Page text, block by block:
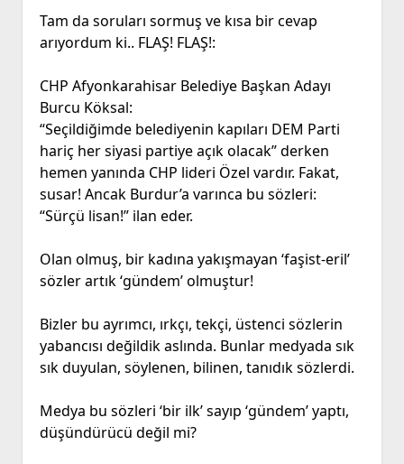
Tam da soruları sormuş ve kısa bir cevap
arıyordum ki.. FLAŞ! FLAŞ!:
CHP Afyonkarahisar Belediye Başkan Adayı
Burcu Köksal:
“Seçildiğimde belediyenin kapıları DEM Parti
hariç her siyasi partiye açık olacak” derken
hemen yanında CHP lideri Özel vardır. Fakat,
susar! Ancak Burdur’a varınca bu sözleri:
“Sürçü lisan!” ilan eder.
Olan olmuş, bir kadına yakışmayan ‘faşist-eril’
sözler artık ‘gündem’ olmuştur!
Bizler bu ayrımcı, ırkçı, tekçi, üstenci sözlerin
yabancısı değildik aslında. Bunlar medyada sık
sık duyulan, söylenen, bilinen, tanıdık sözlerdi.
Medya bu sözleri ‘bir ilk’ sayıp ‘gündem’ yaptı,
düşündürücü değil mi?